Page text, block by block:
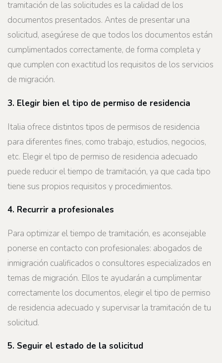
tramitación de las solicitudes es la calidad de los
documentos presentados. Antes de presentar una
solicitud, asegúrese de que todos los documentos están
cumplimentados correctamente, de forma completa y
que cumplen con exactitud los requisitos de los servicios
de migración.
3. Elegir bien el tipo de permiso de residencia
Italia ofrece distintos tipos de permisos de residencia
para diferentes fines, como trabajo, estudios, negocios,
etc. Elegir el tipo de permiso de residencia adecuado
puede reducir el tiempo de tramitación, ya que cada tipo
tiene sus propios requisitos y procedimientos.
4. Recurrir a profesionales
Para optimizar el tiempo de tramitación, es aconsejable
ponerse en contacto con profesionales: abogados de
inmigración cualificados o consultores especializados en
temas de migración. Ellos te ayudarán a cumplimentar
correctamente los documentos, elegir el tipo de permiso
de residencia adecuado y supervisar la tramitación de tu
solicitud.
5. Seguir el estado de la solicitud